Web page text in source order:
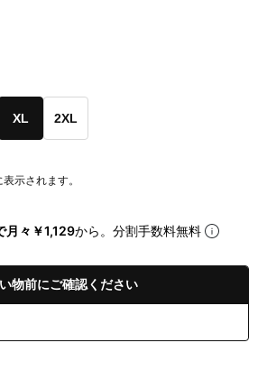
XL 2XL
示されます。
月々￥1,129から。分割手数料無料
物前にご確認ください